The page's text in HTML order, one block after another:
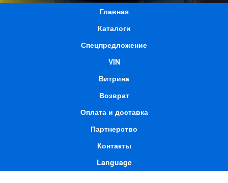
Главная
Каталоги
Спецпредложение
VIN
Витрина
Возврат
Оплата и доставка
Партнерство
Контакты
Language